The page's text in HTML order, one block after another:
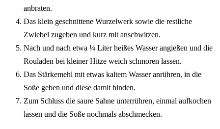
anbraten.
Das klein geschnittene Wurzelwerk sowie die restliche
Zwiebel zugeben und kurz mit anschwitzen.
Nach und nach etwa ¼ Liter heißes Wasser angießen und die
Rouladen bei kleiner Hitze weich schmoren lassen.
Das Stärkemehl mit etwas kaltem Wasser anrühren, in die
Soße geben und diese damit binden.
Zum Schluss die saure Sahne unterrühren, einmal aufkochen
lassen und die Soße nochmals abschmecken.